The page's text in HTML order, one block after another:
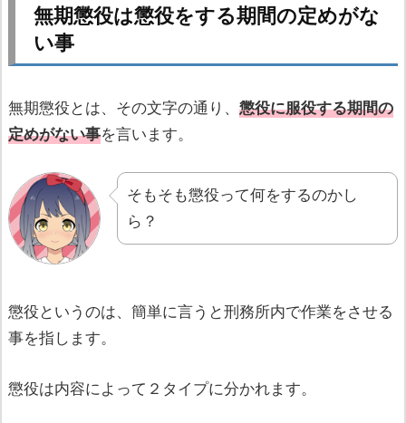
無期懲役は懲役をする期間の定めがな
い事
無期懲役とは、その文字の通り、 懲役に服役する期間の
定めがない事を言います。
そもそも懲役って何をするのかし
ら？
懲役というのは、簡単に言うと刑務所内で作業をさせる
事を指します。
懲役は内容によって２タイプに分かれます。